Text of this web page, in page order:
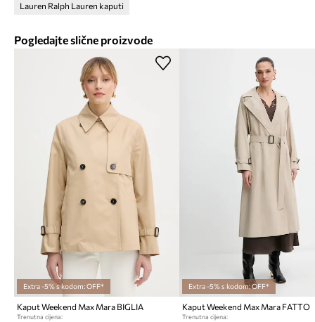
Lauren Ralph Lauren kaputi
Pogledajte slične proizvode
Extra -5% s kodom: OFF*
Kaput Weekend Max Mara BIGLIA
Trenutna cijena:
Extra -5% s kodom: OFF*
Kaput Weekend Max Mara FATTO
Trenutna cijena: